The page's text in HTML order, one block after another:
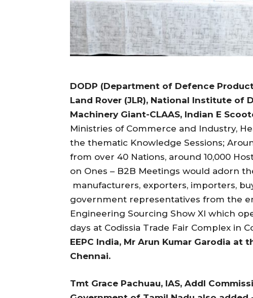
DODP (Department of Defence
Land Rover (JLR), National Institute of
Machinery Giant-CLAAS, Indian E
Ministries of Commerce and Industry,
the thematic Knowledge Sessions;
from over 40 Nations, around 10,000
on Ones – B2B Meetings would adorn
manufacturers, exporters, importers,
government representatives from the
Engineering Sourcing Show XI which
days at Codissia Trade Fair Complex in
EEPC India, Mr Arun Kumar Garodia at
Chennai.
Tmt Grace Pachuau, IAS, Addl